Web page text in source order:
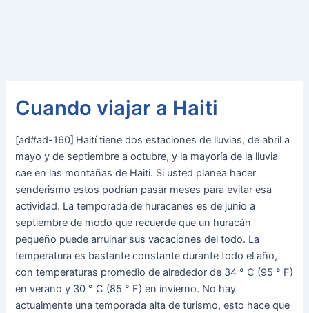
Cuando viajar a Haiti
[ad#ad-160] Haití tiene dos estaciones de lluvias, de abril a
mayo y de septiembre a octubre, y la mayoría de la lluvia
cae en las montañas de Haiti. Si usted planea hacer
senderismo estos podrían pasar meses para evitar esa
actividad. La temporada de huracanes es de junio a
septiembre de modo que recuerde que un huracán
pequeño puede arruinar sus vacaciones del todo. La
temperatura es bastante constante durante todo el año,
con temperaturas promedio de alrededor de 34 ° C (95 ° F)
en verano y 30 ° C (85 ° F) en invierno. No hay
actualmente una temporada alta de turismo, esto hace que